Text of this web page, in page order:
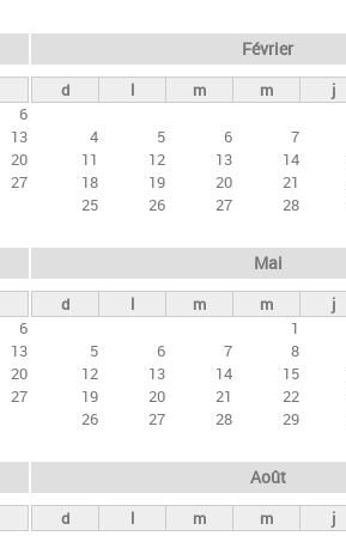
6
13
20
27
Février
d l m m j
4
5 6 7
11
12 13 14
18
19 20 21
25
26 27 28
6
13
20
27
Mai
d l m m j
1
5
6 7 8
12
13 14 15
19
20 21 22
26
27 28 29
Août
d l m m j